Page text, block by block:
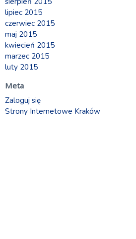
lipiec 2015
czerwiec 2015
maj 2015
kwiecień 2015
marzec 2015
luty 2015
Meta
Zaloguj się
Strony Internetowe Kraków